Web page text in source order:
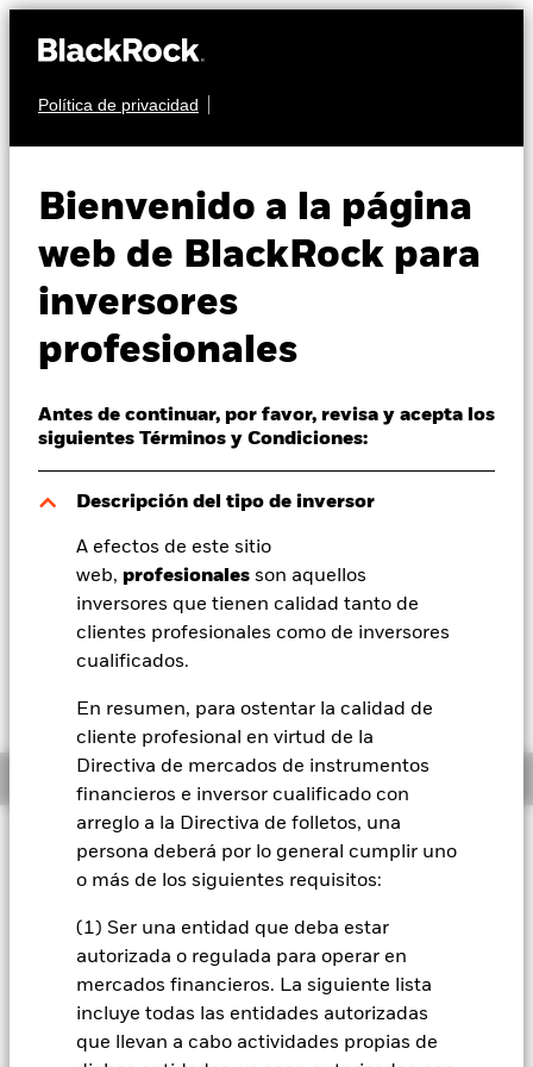
Política de privacidad
Bienvenido a la página
web de BlackRock para
inversores
profesionales
Antes de continuar, por favor, revisa y acepta los
siguientes Términos y Condiciones:
Descripción del tipo de inversor
A efectos de este sitio
web, profesionales son aquellos
inversores que tienen calidad tanto de
clientes profesionales como de inversores
cualificados.
En resumen, para ostentar la calidad de
cliente profesional en virtud de la
Directiva de mercados de instrumentos
financieros e inversor cualificado con
arreglo a la Directiva de folletos, una
persona deberá por lo general cumplir uno
o más de los siguientes requisitos:
(1) Ser una entidad que deba estar
autorizada o regulada para operar en
mercados financieros. La siguiente lista
incluye todas las entidades autorizadas
que llevan a cabo actividades propias de
Perspectivas
Visión de mercado
Educación
Profesionales
España
Change location
BlackRock
iShares
Nuestra compañía
Markets Bond Fund
Valor liquidativo a 06 ago 2026
USD 15,38
USD -0,01 (-0,06%)
Filosofía de inversión
El Fondo tiene por objetivo maximizar la rentabilidad de su
capital y rendimientos de los activos del Fondo, de forma
coherente con los principios medioambientales, sociales y de
aplicados a la inversión. El Fondo se gestiona de forma activa
y el asesor de inversiones (AI) tiene potestad para seleccionar
las inversiones del Fondo, siempre y cuando el Fondo